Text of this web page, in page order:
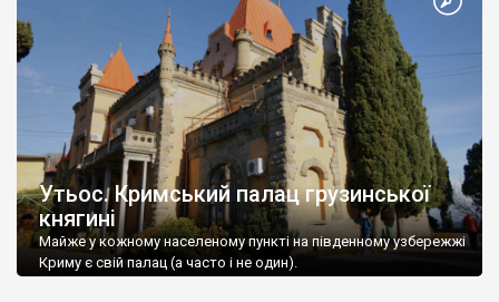
Утьос. Кримський палац грузинської
княгині
Майже у кожному населеному пункті на південному узбережжі
Криму є свій палац (а часто і не один).